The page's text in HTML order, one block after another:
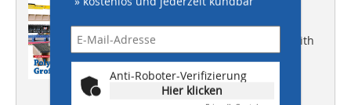
40 JAHRE ERFAHRUNG
Polymerbeton – Großteile aus Reith
HOCHBAU
Großformate
Anti-Roboter-Verifizierung
Hier klicken